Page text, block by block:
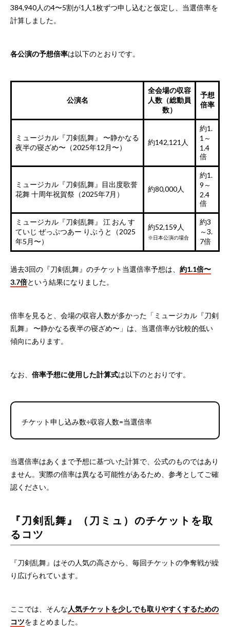
384,940人の4〜5割が1人1枚ずつ申し込むと仮定し、当選倍率を
計算しました。
各公演の予想倍率は以下のとおりです。
公演名
全会場の収容
人数（総動員
数）
予想
倍率
ミュージカル『刀剣乱舞』 〜静かなる
夜半の寝ざめ〜（2025年12月〜）
約142,121人
約1.
1～
1.4
倍
ミュージカル『刀剣乱舞』目出度歌誉
花舞 十周年祝賀祭（2025年7月）
約80,000人
約1.
9～
2.4
倍
ミュージカル『刀剣乱舞』 江 おん す
ていじ ぜっぷつあー りぶうと（2025
年5月〜）
約52,159人
※日本公演の場合
約3
～3.
7倍
過去3回の『刀剣乱舞』のチケット当選倍率予想は、 約1.1倍〜
3.7倍という結果になりました。
倍率を見ると、会場の収容人数が多かった「ミュージカル『刀剣
乱舞』 〜静かなる夜半の寝ざめ〜」は、当選倍率が比較的低い
傾向にあります。
なお、 倍率予想に使用した計算式は以下のとおりです。
チケット申し込み数÷収容人数=当選倍率
当選倍率はあくまで予想に基づいた計算で、公式のものではあり
ません。実際の倍率は異なる可能性があるため、参考としてご確
認ください。
『刀剣乱舞』（刀ミュ）のチケットを取
るコツ
『刀剣乱舞』はその人気の高さから、毎回チケットの争奪戦が繰
り広げられています。
ここでは、そんな 人気チケットを少しでも取りやすくするための
コツをまとめました。